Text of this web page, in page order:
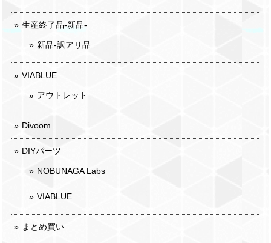
生産終了品-新品-
新品-訳アリ品
VIABLUE
アウトレット
Divoom
DIYパーツ
NOBUNAGA Labs
VIABLUE
まとめ買い